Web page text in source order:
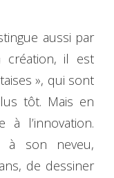
aussi par
création, il est
», qui sont
tôt. Mais en
à l’innovation.
à son neveu,
de dessiner